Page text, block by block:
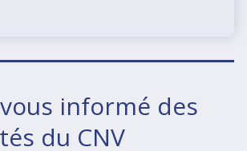
informé des
du CNV